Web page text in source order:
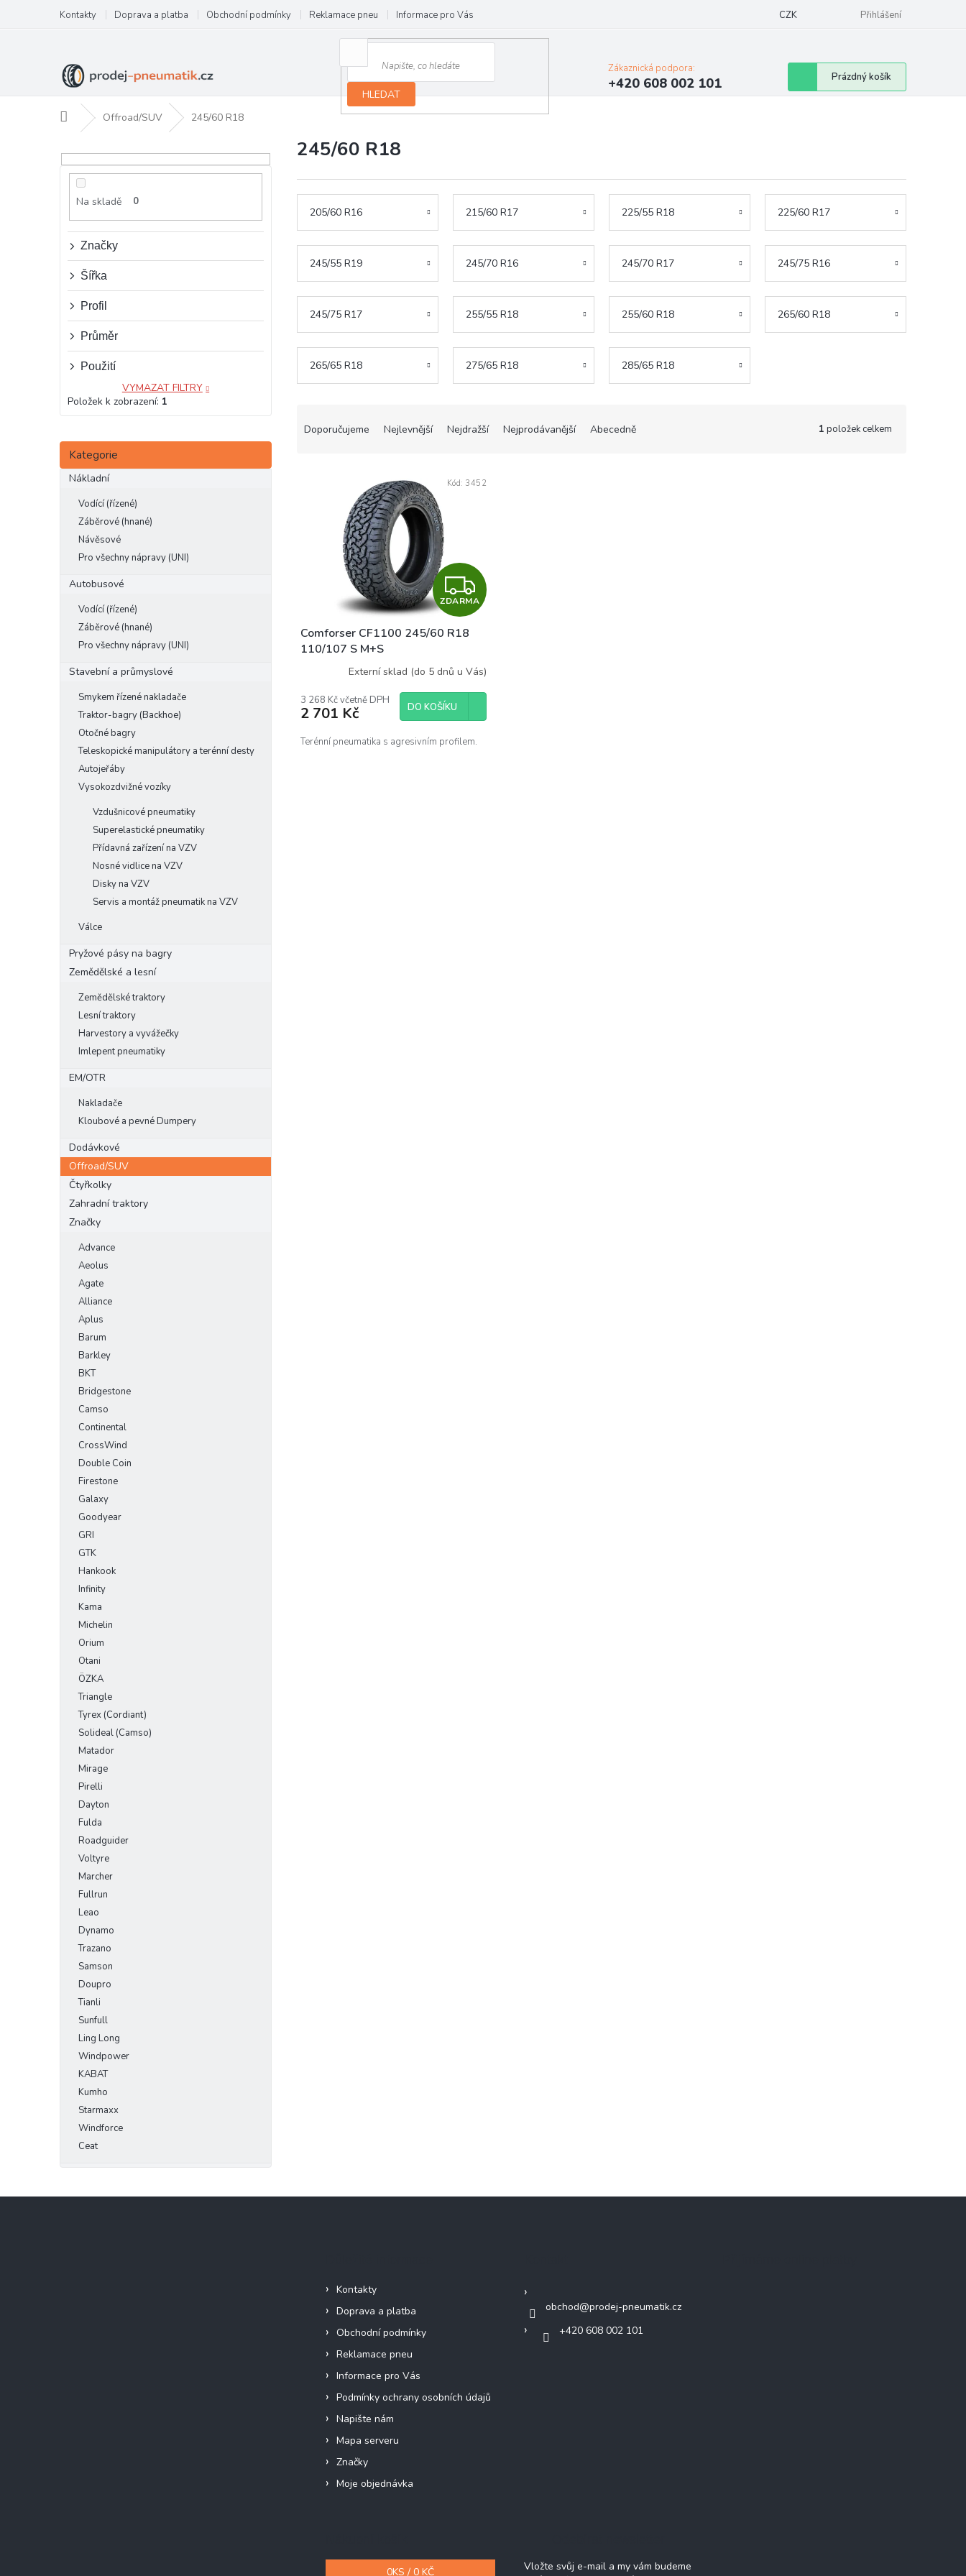
obsah
Kontakty Doprava a platba Obchodní podmínky Reklamace pneu Informace pro Vás Mapa serveru Moje objednávka
CZK Přihlášení
HLEDAT
Zákaznická podpora:
+420 608 002 101
Nákupní
košík
Prázdný košík
Domů Offroad/SUV 245/60 R18
o
Na skladě 0
Značky
Šířka
Profil
Průměr
Použití
VYMAZAT FILTRY
Položek k zobrazení: 1
Přeskočit
kategorie
Kategorie
Nákladní
Vodící (řízené)
Záběrové (hnané)
Návěsové
Pro všechny nápravy (UNI)
Autobusové
Vodící (řízené)
Záběrové (hnané)
Pro všechny nápravy (UNI)
Stavební a průmyslové
Smykem řízené nakladače
Traktor-bagry (Backhoe)
Otočné bagry
Teleskopické manipulátory a terénní desty
Autojeřáby
Vysokozdvižné vozíky
Vzdušnicové pneumatiky
Superelastické pneumatiky
Přídavná zařízení na VZV
Nosné vidlice na VZV
Disky na VZV
Servis a montáž pneumatik na VZV
Válce
Pryžové pásy na bagry
Zemědělské a lesní
Zemědělské traktory
Lesní traktory
Harvestory a vyvážečky
Imlepent pneumatiky
EM/OTR
Nakladače
Kloubové a pevné Dumpery
Dodávkové
Offroad/SUV
Čtyřkolky
Zahradní traktory
Značky
Advance
Aeolus
Agate
Alliance
Aplus
Barum
Barkley
BKT
Bridgestone
Camso
Continental
CrossWind
Double Coin
Firestone
Galaxy
Goodyear
GRI
GTK
Hankook
Infinity
Kama
Michelin
Orium
Otani
ÖZKA
Triangle
Tyrex (Cordiant)
Solideal (Camso)
Matador
Mirage
Pirelli
Dayton
Fulda
Roadguider
Voltyre
Marcher
Fullrun
Leao
Dynamo
Trazano
Samson
Doupro
Tianli
Sunfull
Ling Long
Windpower
KABAT
Kumho
Starmaxx
Windforce
Ceat
245/60 R18
205/60 R16 215/60 R17 225/55 R18 225/60 R17
245/55 R19 245/70 R16 245/70 R17 245/75 R16
245/75 R17 255/55 R18 255/60 R18 265/60 R18
265/65 R18 275/65 R18 285/65 R18
Doporučujeme Nejlevnější Nejdražší Nejprodávanější Abecedně 1 položek celkem
k
Z
D
R
A
ZDARMA
Comforser CF1100 245/60 R18
110/107 S M+S
Externí sklad (do 5 dnů u Vás)
3 268 Kč včetně DPH
2 701 Kč DO KOŠÍKU
Terénní pneumatika s agresivním profilem.
Kód: 3452
Kontakty
Doprava a platba
Obchodní podmínky
Reklamace pneu
Informace pro Vás
Podmínky ochrany osobních údajů
Napište nám
Mapa serveru
Značky
Moje objednávka
obchod@prodej-pneumatik.cz
+420 608 002 101
0KS / 0 KČ
Vložte svůj e-mail a my vám budeme